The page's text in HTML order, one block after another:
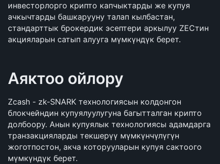
инвесторлорго крипто капчыктарды же купуя
ачкычтарды башкарууну талап кылбастан,
стандарттык брокердик эсептери аркылуу ZECтин
акцияларын сатып алууга мүмкүндүк берет.
Аяктоо ойлору
Zcash - zk-SNARK технологиясын колдонгон
блокчейндин купуялуулугуна багытталган крипто
долбоору. Анын купуялык технологиясы адамдарга
транзакцияларды текшерүү мүмкүнчүлүгүн
жоготпостон, акча которууларын купуя сактоого
мүмкүндүк берет.